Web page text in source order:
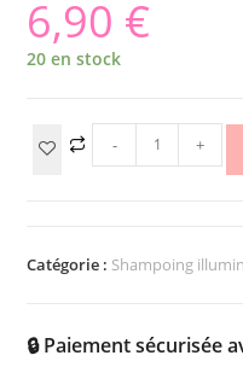
6,90 €
20 en stock
- +
Catégorie : Shampoing
🔒 Paiement sécurisée